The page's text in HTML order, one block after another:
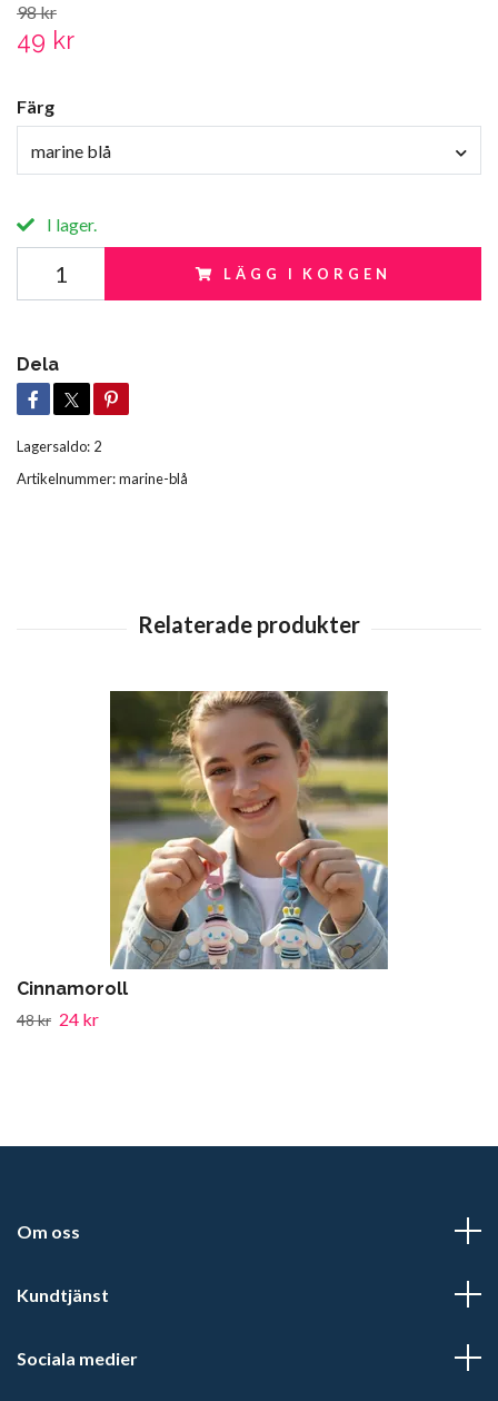
98 kr
49 kr
Färg
marine blå
I lager.
LÄGG I KORGEN
Dela
Lagersaldo: 2
Artikelnummer:marine-blå
Cinnamoroll
48 kr 24 kr
Om oss
Kundtjänst
Sociala medier